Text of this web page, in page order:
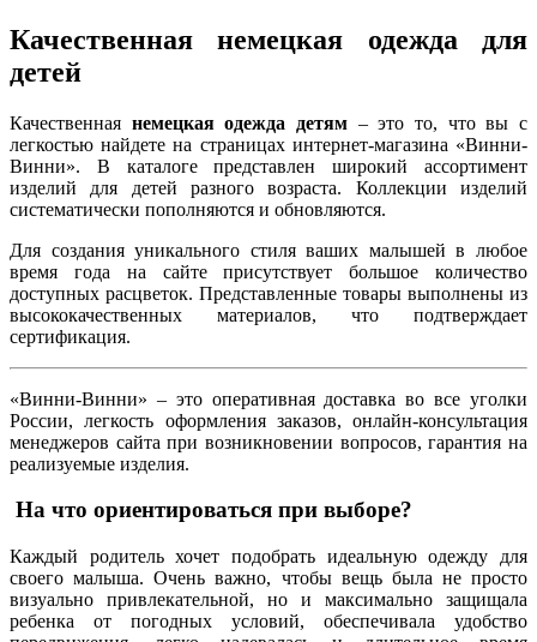
Качественная немецкая одежда для
детей
Качественная немецкая одежда детям – это то, что вы с
легкостью найдете на страницах интернет-магазина «Винни-
Винни». В каталоге представлен широкий ассортимент
изделий для детей разного возраста. Коллекции изделий
систематически пополняются и обновляются.
Для создания уникального стиля ваших малышей в любое
время года на сайте присутствует большое количество
доступных расцветок. Представленные товары выполнены из
высококачественных материалов, что подтверждает
сертификация.
«Винни-Винни» – это оперативная доставка во все уголки
России, легкость оформления заказов, онлайн-консультация
менеджеров сайта при возникновении вопросов, гарантия на
реализуемые изделия.
На что ориентироваться при выборе?
Каждый родитель хочет подобрать идеальную одежду для
своего малыша. Очень важно, чтобы вещь была не просто
визуально привлекательной, но и максимально защищала
ребенка от погодных условий, обеспечивала удобство